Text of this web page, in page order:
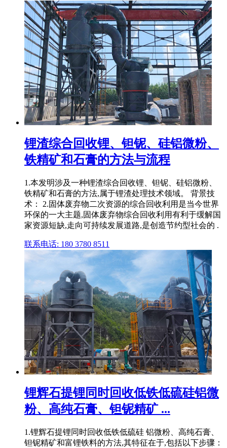
锂渣综合回收锂、钽铌、硅铝微粉、
铁精矿和石膏的方法与流程
1.本发明涉及一种锂渣综合回收锂、钽铌、硅铝微粉、
铁精矿和石膏的方法,属于锂渣处理技术领域。 背景技
术： 2.固体废弃物二次资源的综合回收利用是当今世界
环保的一大主题,固体废弃物综合回收利用有利于缓解国
家资源短缺,走向可持续发展道路,是创造节约型社会的 .
联系电话: 180 3780 8511
锂辉石提锂同时回收低铁低硫硅铝微
粉、高纯石膏、钽铌精矿 ...
1.锂辉石提锂同时回收低铁低硫硅 铝微粉、高纯石膏、
钽铌精矿和富锂铁料的方法,其特征在于,包括以下步骤：